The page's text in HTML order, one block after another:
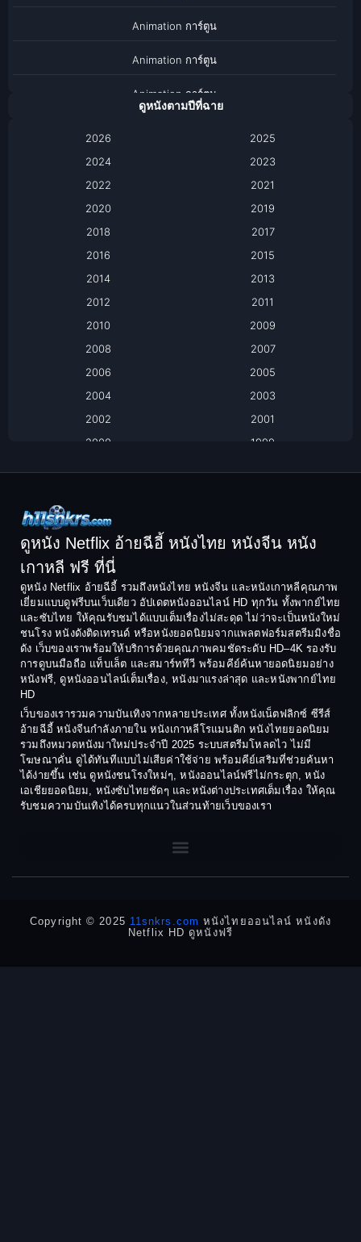
Animation การ์ตูน
Animation การ์ตูน
Animation การ์ตูน
Based on a True Story เรื่องจริง
Based on a True Story เรื่องจริง
Comedy ตลก
Coming-of-age ชีวิตวัยรุ่น
Crime อาชญากรรม
Crime อาชญากรรม
Culture
Dance เต้น
Dark Comedy ตลกร้าย
DC
Detective
Detective สืบสวน
ดูหนังตามปีที่ฉาย
2026
2025
2024
2023
2022
2021
2020
2019
2018
2017
2016
2015
2014
2013
2012
2011
2010
2009
2008
2007
2006
2005
2004
2003
2002
2001
2000
1999
1994
1992
1991
1990
1988
1987
1986
1985
1984
1983
1982
1981
1980
1978
1974
1973
1972
1971
1970
1969
1968
1964
ดูหนัง Netflix อ้ายฉีอี้ หนังไทย หนังจีน หนัง
เกาหลี ฟรี ที่นี่
ดูหนัง Netflix อ้ายฉีอี้ รวมถึงหนังไทย หนังจีน และหนังเกาหลีคุณภาพ
เยี่ยมแบบดูฟรีบนเว็บเดียว อัปเดตหนังออนไลน์ HD ทุกวัน ทั้งพากย์ไทย
และซับไทย ให้คุณรับชมได้แบบเต็มเรื่องไม่สะดุด ไม่ว่าจะเป็นหนังใหม่
ชนโรง หนังดังติดเทรนด์ หรือหนังยอดนิยมจากแพลตฟอร์มสตรีมมิงชื่อ
ดัง เว็บของเราพร้อมให้บริการด้วยคุณภาพคมชัดระดับ HD–4K รองรับ
การดูบนมือถือ แท็บเล็ต และสมาร์ททีวี พร้อมคีย์ค้นหายอดนิยมอย่าง
หนังฟรี, ดูหนังออนไลน์เต็มเรื่อง, หนังมาแรงล่าสุด และหนังพากย์ไทย
HD
เว็บของเรารวมความบันเทิงจากหลายประเทศ ทั้งหนังเน็ตฟลิกซ์ ซีรีส์
อ้ายฉีอี้ หนังจีนกำลังภายใน หนังเกาหลีโรแมนติก หนังไทยยอดนิยม
รวมถึงหมวดหนังมาใหม่ประจำปี 2025 ระบบสตรีมโหลดไว ไม่มี
โฆษณาคั่น ดูได้ทันทีแบบไม่เสียค่าใช้จ่าย พร้อมคีย์เสริมที่ช่วยค้นหา
ได้ง่ายขึ้น เช่น ดูหนังชนโรงใหม่ๆ, หนังออนไลน์ฟรีไม่กระตุก, หนัง
เอเชียยอดนิยม, หนังซับไทยชัดๆ และหนังต่างประเทศเต็มเรื่อง ให้คุณ
รับชมความบันเทิงได้ครบทุกแนวในส่วนท้ายเว็บของเรา
Copyright © 2025 11snkrs.com หนังไทยออนไลน์ หนังดัง
Netflix HD ดูหนังฟรี